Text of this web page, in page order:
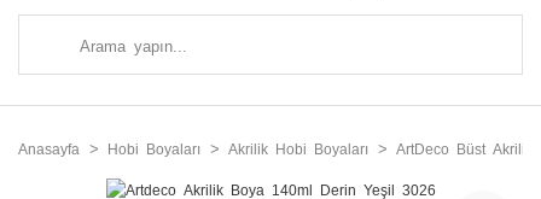
Anasayfa Hobi Boyaları Akrilik Hobi Boyaları ArtDeco Büst Akrilik